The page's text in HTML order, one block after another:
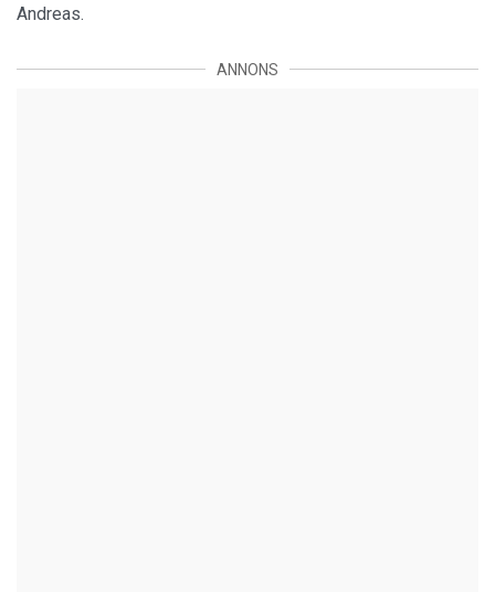
Andreas.
ANNONS